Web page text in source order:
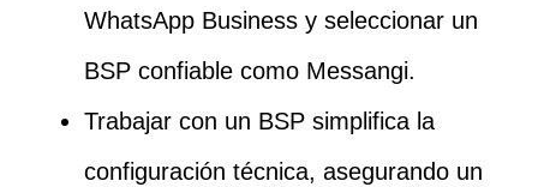
WhatsApp Business y seleccionar un
BSP confiable como Messangi.
Trabajar con un BSP simplifica la
configuración técnica, asegurando un